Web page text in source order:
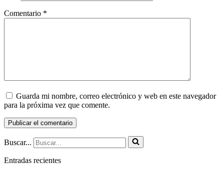
Comentario *
Guarda mi nombre, correo electrónico y web en este navegador
para la próxima vez que comente.
Buscar...
Entradas recientes